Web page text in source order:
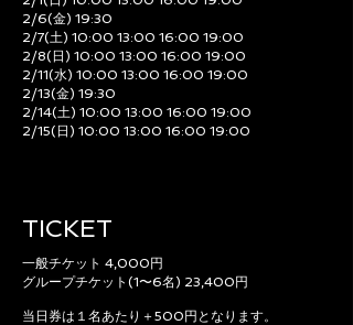
2/6(金) 19:30
2/7(土) 10:00 13:00 16:00 19:00
2/8(日) 10:00 13:00 16:00 19:00
2/11(水) 10:00 13:00 16:00 19:00
2/13(金) 19:30
2/14(土) 10:00 13:00 16:00 19:00
2/15(日) 10:00 13:00 16:00 19:00
TICKET
一般チケット 4,000円
グループチケット(1〜6名) 23,400円
当日券は１名あたり＋500円となります。